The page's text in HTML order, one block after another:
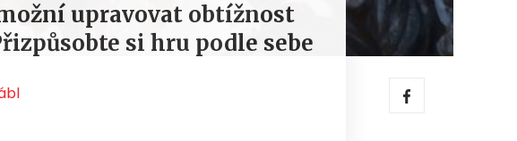
upravovat obtížnost
si hru podle sebe